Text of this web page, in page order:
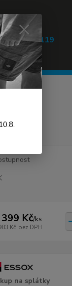
608 030 119
9-17h)
Kč/ks
Kč bez DPH
na splátky